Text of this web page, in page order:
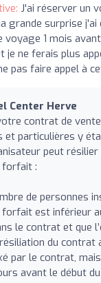
J'ai réserver un
grande surprise j'ai
voyage 1 mois
ne ferais plus
pas faire appel à
Center Herve
contrat de
et particulières y
peut
forfait :
de personnes
est inférieur
le contrat et que
du contrat
par le contrat,
avant le début